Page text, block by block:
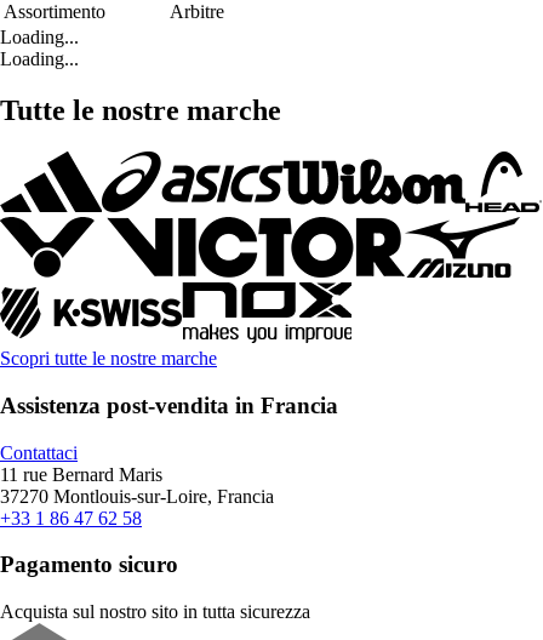
Assortimento
Arbitre
Loading...
Loading...
Tutte le nostre marche
Scopri tutte le nostre marche
Assistenza post-vendita in Francia
Contattaci
11 rue Bernard Maris
37270 Montlouis-sur-Loire, Francia
+33 1 86 47 62 58
Pagamento sicuro
Acquista sul nostro sito in tutta sicurezza